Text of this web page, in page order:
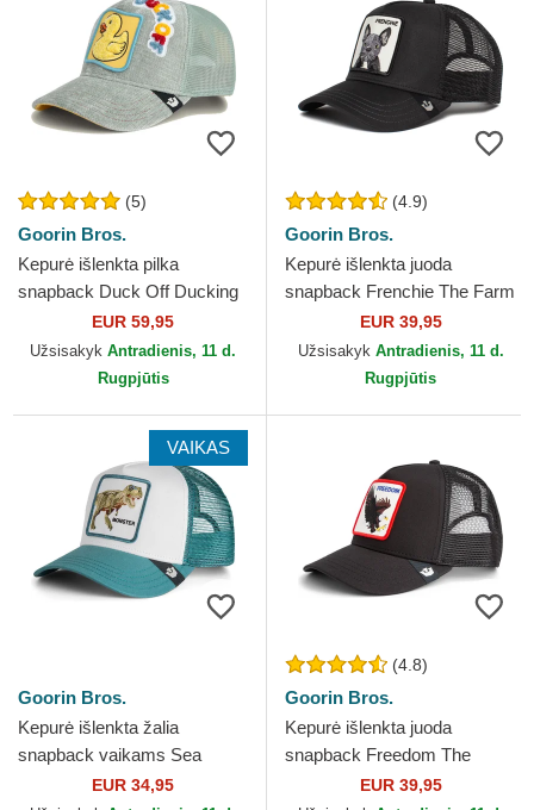
(5)
Goorin Bros.
Kepurė išlenkta pilka
snapback Duck Off Ducking
Autocorrect Happy Thoughts
The Farm Goorin Bros.
EUR 59,95
Užsisakyk Antradienis, 11 d.
Rugpjūtis
(4.9)
Goorin Bros.
Kepurė išlenkta juoda
snapback Frenchie The Farm
Goorin Bros.EUR 39,95
Užsisakyk Antradienis, 11 d.
Rugpjūtis
VAIKAS
Goorin Bros.
Kepurė išlenkta žalia
snapback vaikams Sea
Monster The Farm Goorin
EUR 34,95
(4.8)
Goorin Bros.
Kepurė išlenkta juoda
snapback Freedom The
Farm Goorin Bros.
EUR 39,95